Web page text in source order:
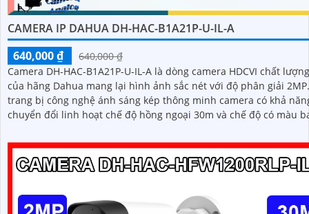
CAMERA IP DAHUA DH-HAC-B1A21P-U-IL-A
640,000 ₫
640,000 ₫
Camera DH-HAC-B1A21P-U-IL-A là dòng camera HDCVI chất
của hãng Dahua mang lại hình ảnh sắc nét với độ phân giải
trang bị công nghệ ánh sáng kép thông minh camera có khả
chuyển đổi linh hoạt chế độ hồng ngoại 30m và chế độ có màu